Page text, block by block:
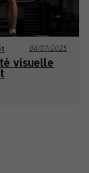
04/07/2025
visuelle